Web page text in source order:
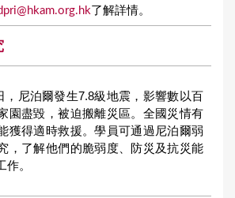
了解詳情。
，尼泊爾發生7.8級地震，影響數以百
園盡毀，被迫搬離災區。全國災情有
獲得適時救援。學員可通過尼泊爾弱
，了解他們的脆弱度、防災及抗災能
。